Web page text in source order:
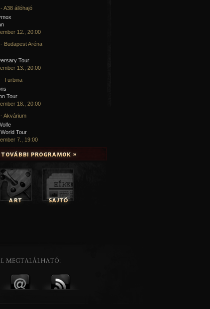
A38 állóhajó
12., 20:00
Budapest Aréna
Tour
13., 20:00
Turbina
Tour
18., 20:00
Akvárium
Tour
7., 19:00